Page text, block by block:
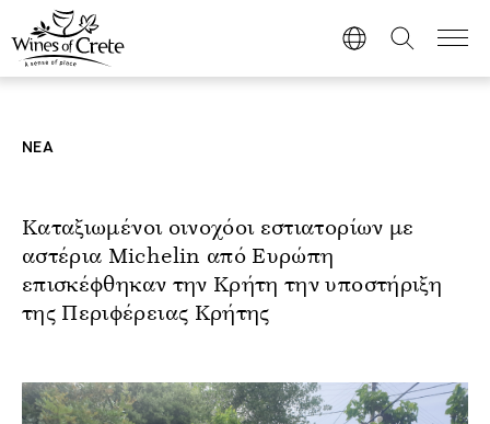
ΝΕΑ
Καταξιωμένοι οινοχόοι εστιατορίων με
αστέρια Michelin από Ευρώπη
επισκέφθηκαν την Κρήτη την υποστήριξη
της Περιφέρειας Κρήτης